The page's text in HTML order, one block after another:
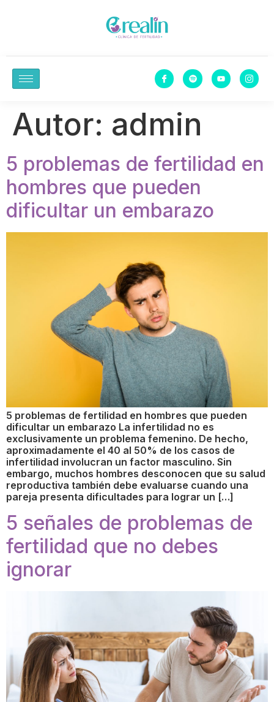
Autor: admin
5 problemas de fertilidad en
hombres que pueden
dificultar un embarazo
5 problemas de fertilidad en hombres que pueden
dificultar un embarazo La infertilidad no es
exclusivamente un problema femenino. De hecho,
aproximadamente el 40 al 50% de los casos de
infertilidad involucran un factor masculino. Sin
embargo, muchos hombres desconocen que su salud
reproductiva también debe evaluarse cuando una
pareja presenta dificultades para lograr un […]
5 señales de problemas de
fertilidad que no debes
ignorar